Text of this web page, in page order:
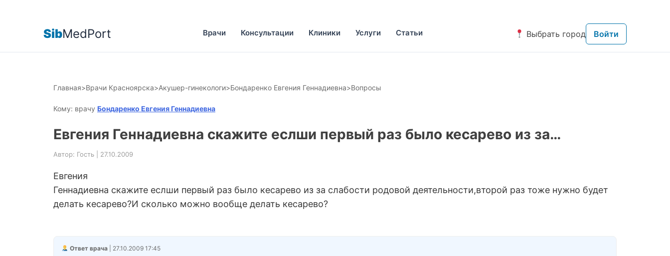
SibMedPort Врачи Консультации Клиники Услуги Статьи Выбрать город Войти
Главная>Врачи Красноярска>Акушер-гинекологи>Бондаренко Евгения Геннадиевна>Вопросы
Кому: врачу Бондаренко Евгения Геннадиевна
Евгения Геннадиевна скажите еслши первый раз было кесарево из за…
Автор: Гость | 27.10.2009
Евгения
Геннадиевна скажите еслши первый раз было кесарево из за слабости родовой деятельности,второй раз тоже нужно будет
делать кесарево?И сколько можно вообще делать кесарево?
Ответ врача| 27.10.2009 17:45